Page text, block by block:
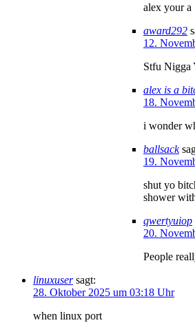
alex your a
award292
12.
Stfu Nigga
alex is a
18.
i wonder
ballsack
19.
shut yo
shower
qwertyuiop
20.
People
linuxuser sagt:
28. Oktober 2025 um 03:18 Uhr
when linux port